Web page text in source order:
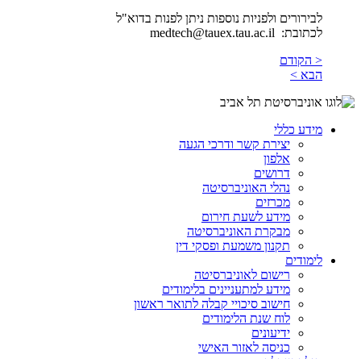
לבירורים ולפניות נוספות ניתן לפנות בדוא"ל
לכתובת: medtech@tauex.tau.ac.il
< הקודם
הבא >
מידע כללי
יצירת קשר ודרכי הגעה
אלפון
דרושים
נהלי האוניברסיטה
מכרזים
מידע לשעת חירום
מבקרת האוניברסיטה
תקנון משמעת ופסקי דין
לימודים
רישום לאוניברסיטה
מידע למתעניינים בלימודים
חישוב סיכויי קבלה לתואר ראשון
לוח שנת הלימודים
ידיעונים
כניסה לאזור האישי